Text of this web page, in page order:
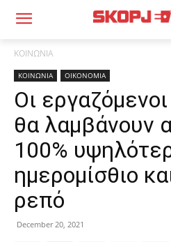
ΚΟΙΝΩΝΙΑ
ΚΟΙΝΩΝΙΑ ΟΙΚΟΝΟΜΙΑ
Οι
θα λαμβάνουν
100%
ημερομίσθιο
ρεπό
December 20, 2021